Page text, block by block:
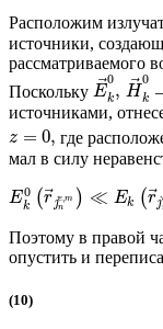
Расположим
источники,
рассматриваемого
Поскольку E⃗0
k, H⃗0
k
источниками,
z = 0, где
мал в силу
E0
k (r⃗je,m
n
) ≪ Ek (r⃗j
Поэтому в правой
опустить и
(10)